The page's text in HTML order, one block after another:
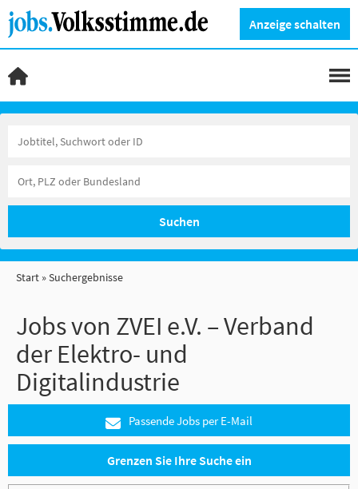
Anzeige schalten
Suchen
Start Suchergebnisse
Jobs von ZVEI e.V. – Verband
der Elektro- und
Digitalindustrie
Passende Jobs per E-Mail
Grenzen Sie Ihre Suche ein